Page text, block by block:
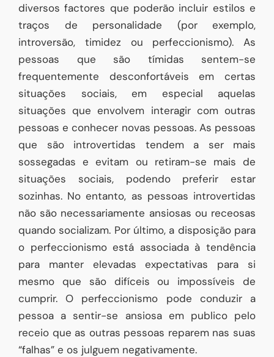
diversos factores que poderão incluir estilos e
traços de personalidade (por exemplo,
introversão, timidez ou perfeccionismo). As
pessoas que são tímidas sentem-se
frequentemente desconfortáveis em certas
situações sociais, em especial aquelas
situações que envolvem interagir com outras
pessoas e conhecer novas pessoas. As pessoas
que são introvertidas tendem a ser mais
sossegadas e evitam ou retiram-se mais de
situações sociais, podendo preferir estar
sozinhas. No entanto, as pessoas introvertidas
não são necessariamente ansiosas ou receosas
quando socializam. Por último, a disposição para
o perfeccionismo está associada à tendência
para manter elevadas expectativas para si
mesmo que são difíceis ou impossíveis de
cumprir. O perfeccionismo pode conduzir a
pessoa a sentir-se ansiosa em publico pelo
receio que as outras pessoas reparem nas suas
“falhas” e os julguem negativamente.